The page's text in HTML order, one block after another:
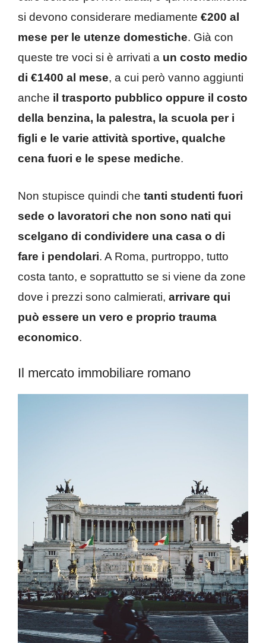
si devono considerare mediamente €200 al
mese per le utenze domestiche. Già con
queste tre voci si è arrivati a un costo medio
di €1400 al mese, a cui però vanno aggiunti
anche il trasporto pubblico oppure il costo
della benzina, la palestra, la scuola per i
figli e le varie attività sportive, qualche
cena fuori e le spese mediche.
Non stupisce quindi che tanti studenti fuori
sede o lavoratori che non sono nati qui
scelgano di condividere una casa o di
fare i pendolari. A Roma, purtroppo, tutto
costa tanto, e soprattutto se si viene da zone
dove i prezzi sono calmierati, arrivare qui
può essere un vero e proprio trauma
economico.
Il mercato immobiliare romano